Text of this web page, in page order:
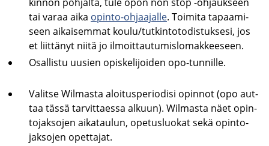
tai varaa aika opinto-​ohjaajalle. Toi­mi­ta ta­paa­mi­
seen ai­kai­sem­mat koulu/tut­kin­to­to­dis­tuk­se­si, jos
et liit­tä­nyt niitä jo il­moit­tau­tu­mis­lo­mak­kee­seen.
Osal­lis­tu uusien opis­ke­li­joi­den opo-​tunnille.
Va­lit­se Wilmasta aloi­tus­pe­rio­di­si opin­not (opo aut­
taa tässä tar­vit­taes­sa al­kuun). Wilmasta näet opin­
to­jak­so­jen ai­ka­tau­lun, ope­tus­luo­kat sekä opin­to­
jak­so­jen opet­ta­jat.